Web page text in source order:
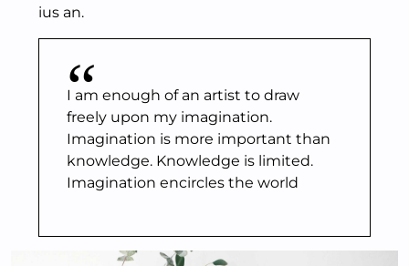
ius an.
I am enough of an artist to draw
freely upon my imagination.
Imagination is more important than
knowledge. Knowledge is limited.
Imagination encircles the world